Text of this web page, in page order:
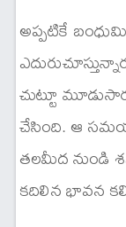
అప్పటికే
చుట్టూ
చేసింది. ఆ
తలమీద నుండి
కదిలిన భావన